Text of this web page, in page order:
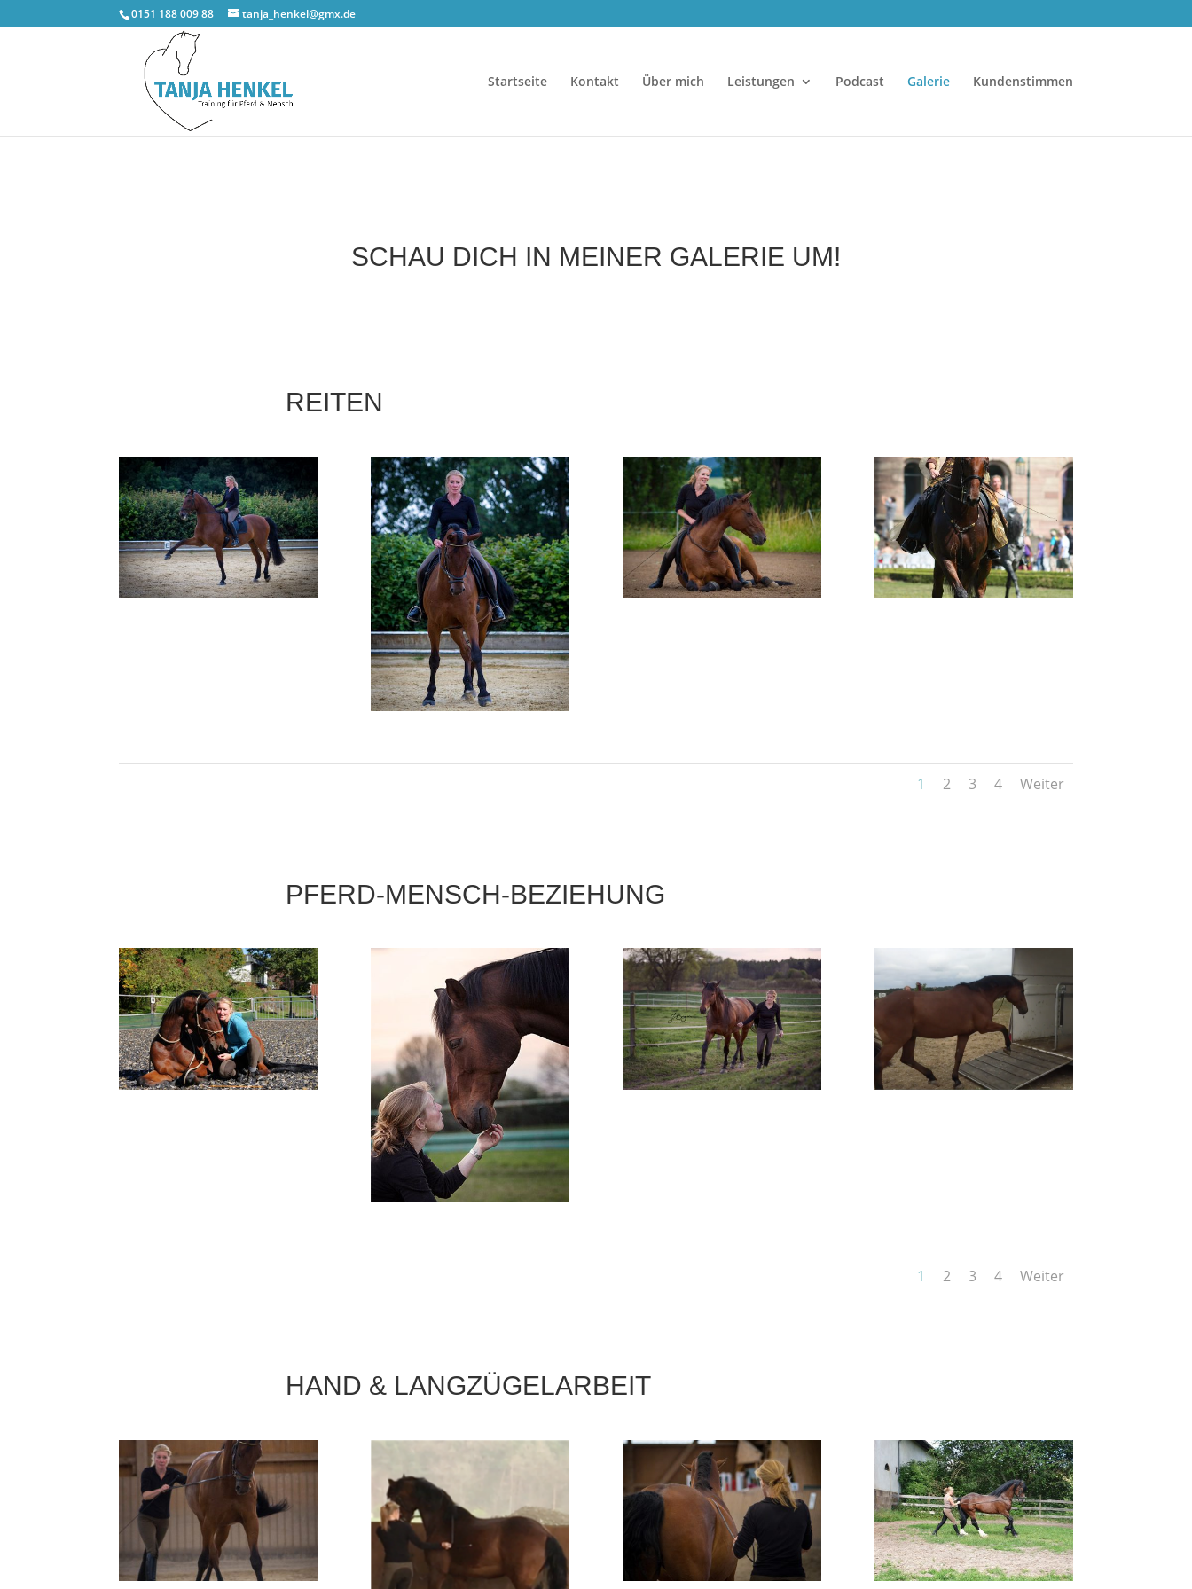
0151 188 009 88 tanja_henkel@gmx.de
Startseite Kontakt Über mich Leistungen Podcast Galerie Kundenstimmen
SCHAU DICH IN MEINER GALERIE UM!
REITEN
1 2 3 4 Weiter
PFERD-MENSCH-BEZIEHUNG
1 2 3 4 Weiter
HAND & LANGZÜGELARBEIT